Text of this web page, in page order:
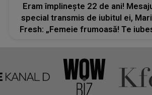
Eram împlinește 22 de ani!
special transmis de iubitul ei,
Fresh: „Femeie frumoasă! Te